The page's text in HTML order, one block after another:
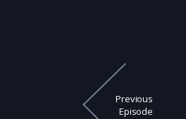
Previous
Episode